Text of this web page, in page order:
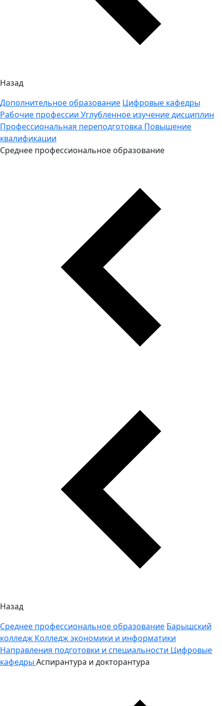
Назад
Дополнительное образование Цифровые кафедры
Рабочие профессии Углубленное изучение дисциплин
Профессиональная переподготовка Повышение
квалификации
Среднее профессиональное образование
Назад
Среднее профессиональное образование Барышский
колледж Колледж экономики и информатики
Направления подготовки и специальности Цифровые
кафедры Аспирантура и докторантура